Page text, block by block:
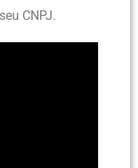
CNPJ.